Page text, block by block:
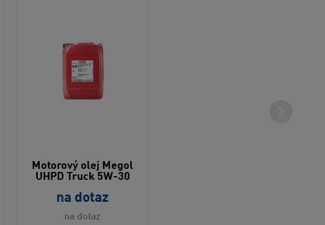
Motorový olej Megol
UHPD Truck 5W-30
na dotaz
na dotaz